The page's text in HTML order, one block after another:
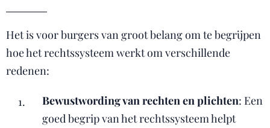
Het is voor burgers van groot belang om te begrijpen
hoe het rechtssysteem werkt om verschillende
redenen:
Bewustwording van rechten en plichten: Een
goed begrip van het rechtssysteem helpt